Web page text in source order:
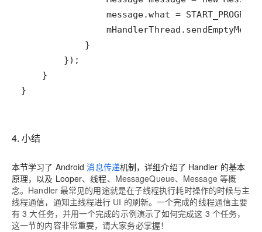
}
4. 小结
本节学习了 Android消息传递机制，详细介绍了 Handler 的基本
原理，以及 Looper、线程、 MessageQueue、Message 等概
念。Handler 最常见的用途就是在子线程执行耗时操作的时候与主
线程通信，通知主线程进行 UI 的刷新。一个完成的线程通信主要
有 3 大任务，并用一个完成的示例演示了如何完成这 3 个任务，
这一节的内容非常重要，请大家务必掌握！